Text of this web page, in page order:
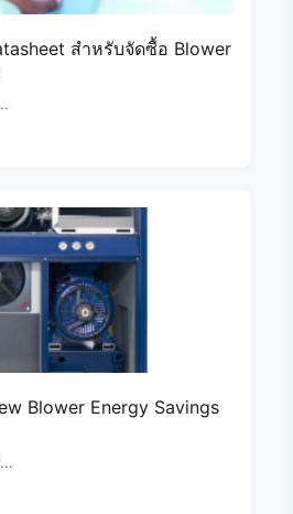
สำหรับจัดซื้อ Blower
Blower Energy Savings